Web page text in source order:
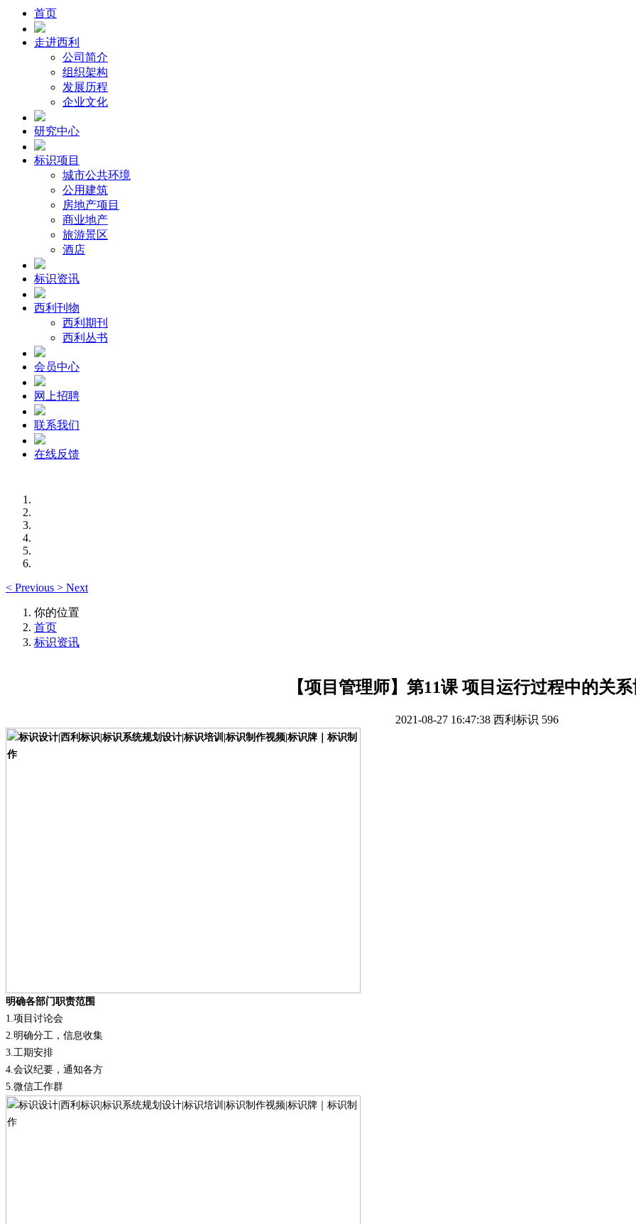
首页
走进西利
公司简介
组织架构
发展历程
企业文化
研究中心
标识项目
城市公共环境
公用建筑
房地产项目
商业地产
旅游景区
酒店
标识资讯
西利刊物
西利期刊
西利丛书
会员中心
网上招聘
联系我们
在线反馈
< Previous > Next
你的位置
首页
标识资讯
【项目管理师】第11课 项目运行过程中的关
2021-08-27 16:47:38 西利标识 596
明确各部门职责范围
1. 项目讨论会
2. 明确分工，信息收集
3. 工期安排
4. 会议纪要，通知各方
5. 微信工作群